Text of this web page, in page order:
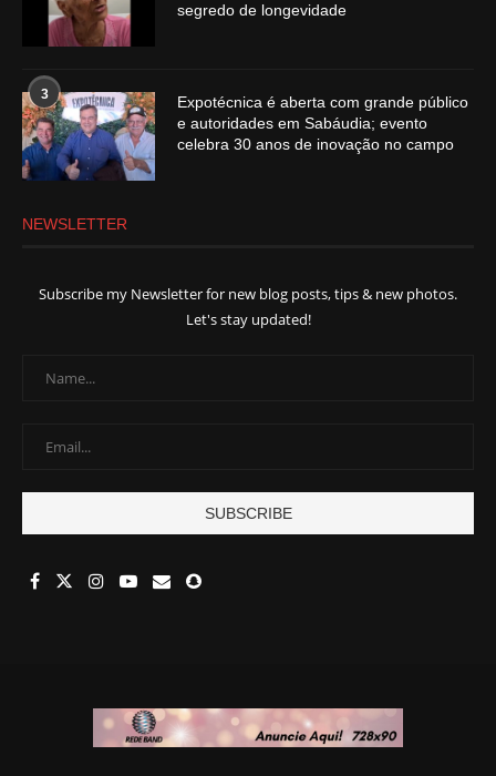
segredo de longevidade
3
Expotécnica é aberta com grande público
e autoridades em Sabáudia; evento
celebra 30 anos de inovação no campo
NEWSLETTER
Subscribe my Newsletter for new blog posts, tips & new photos.
Let's stay updated!